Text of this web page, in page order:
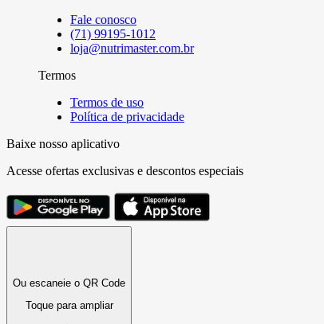
Fale conosco
(71) 99195-1012
loja@nutrimaster.com.br
Termos
Termos de uso
Política de privacidade
Baixe nosso aplicativo
Acesse ofertas exclusivas e descontos especiais
Ou escaneie o QR Code
Toque para ampliar